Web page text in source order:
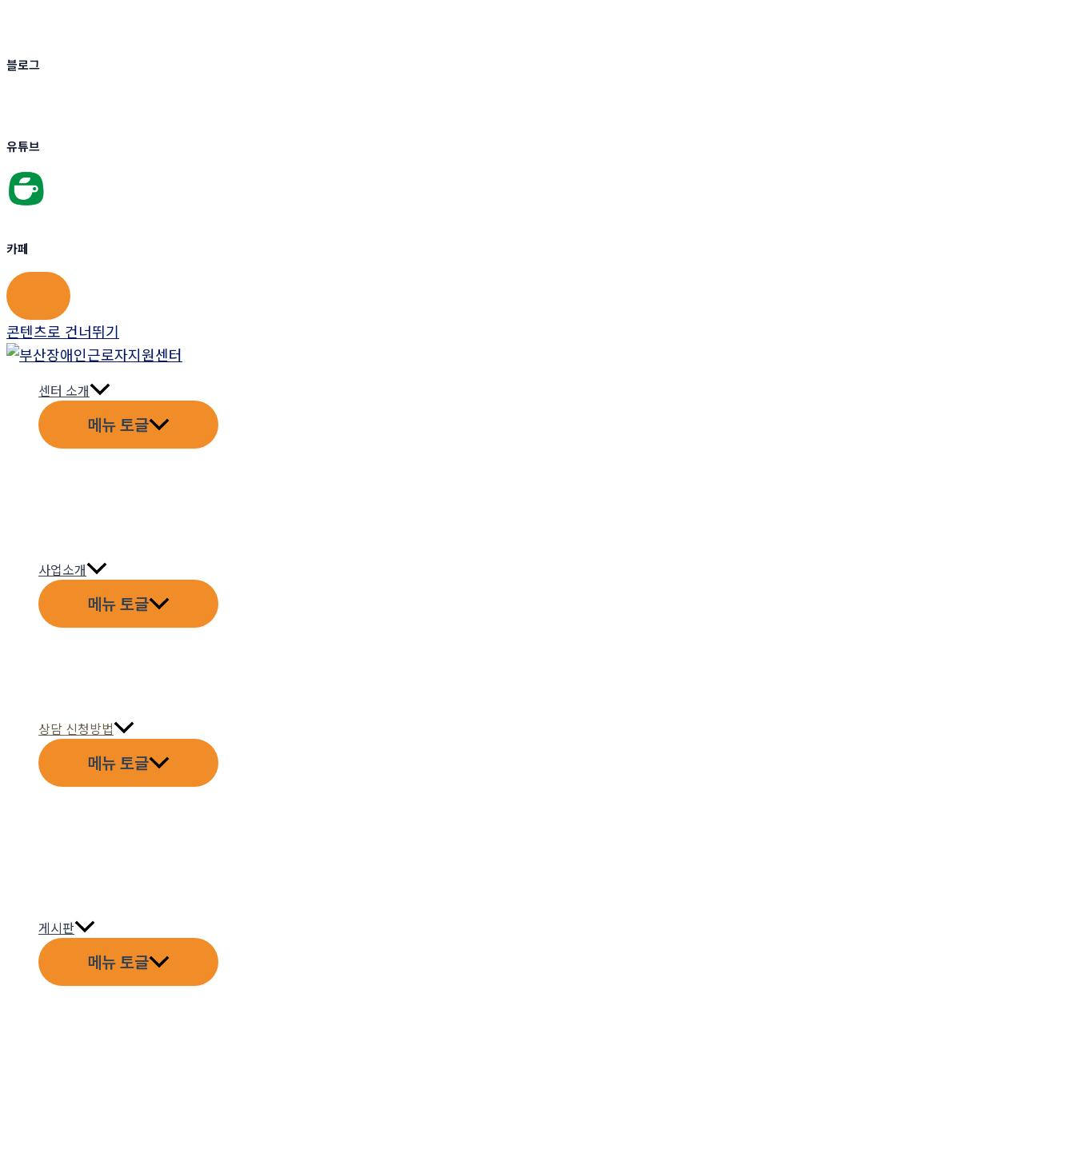
블로그
유튜브
카페
콘텐츠로 건너뛰기
센터 소개
메뉴 토글
사업소개
메뉴 토글
상담 신청방법
메뉴 토글
게시판
메뉴 토글